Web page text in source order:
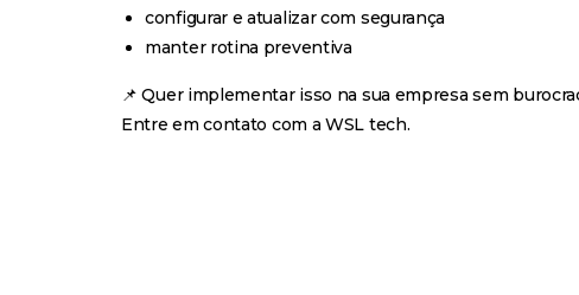
configurar e atualizar com segurança
manter rotina preventiva
📌 Quer implementar isso na sua empresa sem
Entre em contato com a WSL tech.